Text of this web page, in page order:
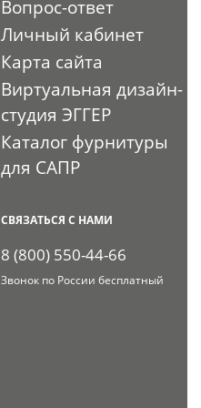
Вопрос-ответ
Личный кабинет
Карта сайта
Виртуальная дизайн-
студия ЭГГЕР
Каталог фурнитуры
для САПР
СВЯЗАТЬСЯ С НАМИ
8 (800) 550-44-66
Звонок по России бесплатный